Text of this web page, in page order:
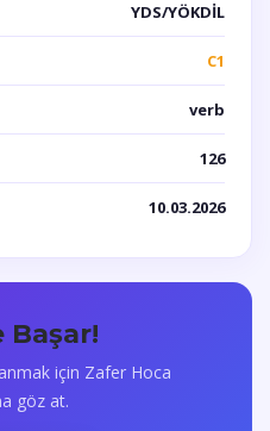
YDS/YÖKDİL
C1
verb
126
10.03.2026
Başar!
için Zafer Hoca
göz at.